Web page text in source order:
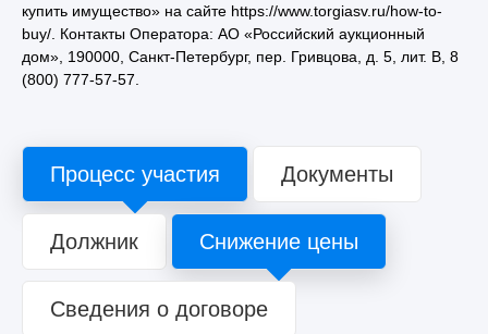
купить имущество» на сайте https://www.torgiasv.ru/how-to-
buy/. Контакты Оператора: АО «Российский аукционный
дом», 190000, Санкт-Петербург, пер. Гривцова, д. 5, лит. В, 8
(800) 777-57-57.
Процесс участия Документы
Должник Снижение цены
Сведения о договоре